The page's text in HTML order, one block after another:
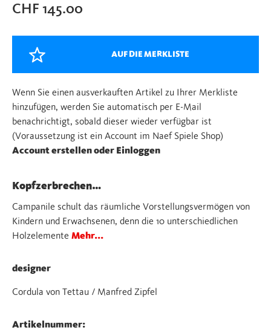
CHF 145.00
AUF DIE MERKLISTE
Wenn Sie einen ausverkauften Artikel zu Ihrer Merkliste
hinzufügen, werden Sie automatisch per E-Mail
benachrichtigt, sobald dieser wieder verfügbar ist
(Voraussetzung ist ein Account im Naef Spiele Shop)
Account erstellen oder Einloggen
Kopfzerbrechen…
Campanile schult das räumliche Vorstellungsvermögen von
Kindern und Erwachsenen, denn die 10 unterschiedlichen
Holzelemente Mehr...
designer
Cordula von Tettau / Manfred Zipfel
Artikelnummer: